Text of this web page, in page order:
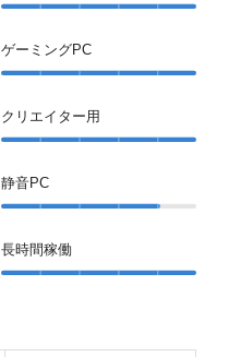
ゲーミングPC
クリエイター用
静音PC
長時間稼働